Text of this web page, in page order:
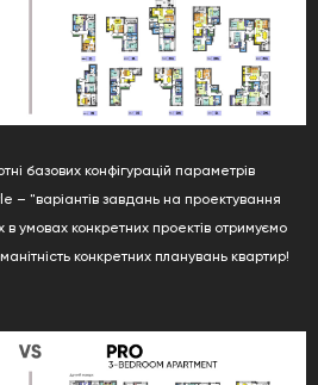
базових конфігурацій параметрів
– "варіантів завдань на проектування
в умовах конкретних проектів отримуємо
конкретних планувань квартир!